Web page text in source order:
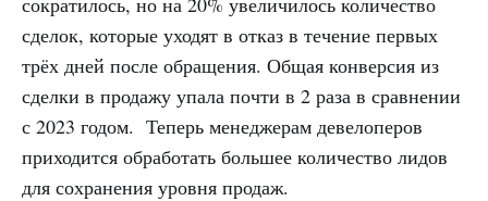
сделок, которые уходят в отказ в течение первых
трёх дней после обращения. Общая конверсия из
сделки в продажу упала почти в 2 раза в сравнении
с 2023 годом. Теперь менеджерам девелоперов
приходится обработать большее количество лидов
для сохранения уровня продаж.